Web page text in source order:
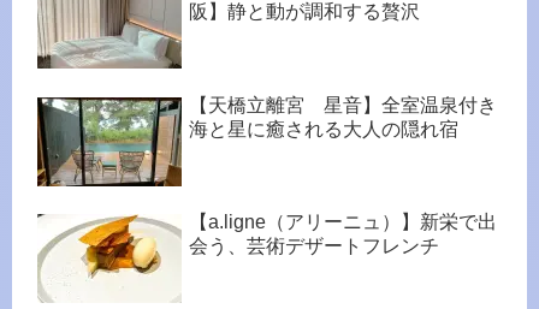
阪】静と動が調和する贅沢
【天橋立離宮 星音】全室温泉付き
海と星に癒される大人の隠れ宿
【a.ligne（アリーニュ）】新栄で出
会う、芸術デザートフレンチ